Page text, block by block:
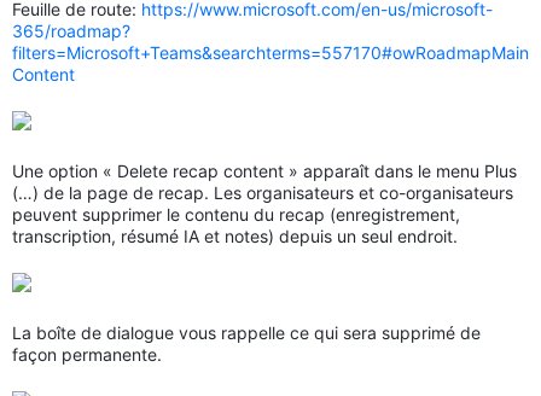
Feuille de route: https://www.microsoft.com/en-us/microsoft-
365/roadmap?
filters=Microsoft+Teams&searchterms=557170#owRoadmapMain
Content
Une option « Delete recap content » apparaît dans le menu Plus
(…) de la page de recap. Les organisateurs et co-organisateurs
peuvent supprimer le contenu du recap (enregistrement,
transcription, résumé IA et notes) depuis un seul endroit.
La boîte de dialogue vous rappelle ce qui sera supprimé de
façon permanente.